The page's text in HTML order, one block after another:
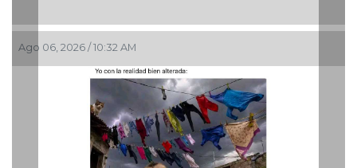
Ago 06, 2026 / 10:32 AM